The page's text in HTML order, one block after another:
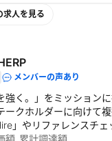
求人を見る
メンバーの声あり
強く。」をミッション
ークホルダーに向けて
」やリファレンスチ
じて、企業と人材の
額 累計調達額